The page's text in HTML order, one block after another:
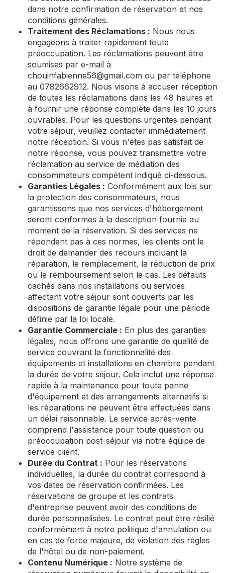
dans notre confirmation de réservation et nos
conditions générales.
Traitement des Réclamations : Nous nous
engageons à traiter rapidement toute
préoccupation. Les réclamations peuvent être
soumises par e-mail à
chouinfabienne56@gmail.com ou par téléphone
au 0782662912. Nous visons à accuser réception
de toutes les réclamations dans les 48 heures et
à fournir une réponse complète dans les 10 jours
ouvrables. Pour les questions urgentes pendant
votre séjour, veuillez contacter immédiatement
notre réception. Si vous n'êtes pas satisfait de
notre réponse, vous pouvez transmettre votre
réclamation au service de médiation des
consommateurs compétent indiqué ci-dessous.
Garanties Légales : Conformément aux lois sur
la protection des consommateurs, nous
garantissons que nos services d'hébergement
seront conformes à la description fournie au
moment de la réservation. Si des services ne
répondent pas à ces normes, les clients ont le
droit de demander des recours incluant la
réparation, le remplacement, la réduction de prix
ou le remboursement selon le cas. Les défauts
cachés dans nos installations ou services
affectant votre séjour sont couverts par les
dispositions de garantie légale pour une période
définie par la loi locale.
Garantie Commerciale : En plus des garanties
légales, nous offrons une garantie de qualité de
service couvrant la fonctionnalité des
équipements et installations en chambre pendant
la durée de votre séjour. Cela inclut une réponse
rapide à la maintenance pour toute panne
d'équipement et des arrangements alternatifs si
les réparations ne peuvent être effectuées dans
un délai raisonnable. Le service après-vente
comprend l'assistance pour toute question ou
préoccupation post-séjour via notre équipe de
service client.
Durée du Contrat : Pour les réservations
individuelles, la durée du contrat correspond à
vos dates de réservation confirmées. Les
réservations de groupe et les contrats
d'entreprise peuvent avoir des conditions de
durée personnalisées. Le contrat peut être résilié
conformément à notre politique d'annulation ou
en cas de force majeure, de violation des règles
de l'hôtel ou de non-paiement.
Contenu Numérique : Notre système de